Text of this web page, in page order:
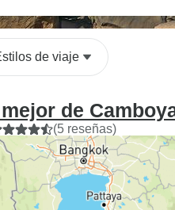
de viaje
de
(5 reseñas)